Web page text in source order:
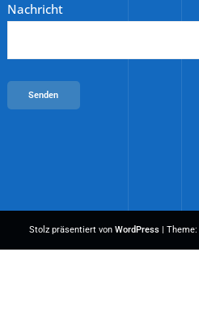
Nachricht
Stolz präsentiert von WordPress | Theme: